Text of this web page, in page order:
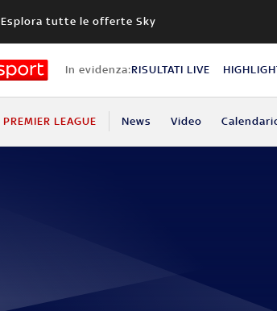
Esplora tutte le offerte Sky
In evidenza:RISULTATI LIVE
PREMIER LEAGUE News Video